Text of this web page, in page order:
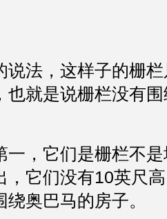
说法，这样子的栅
也就是说栅栏没有
一，它们是栅栏不
，它们没有10英尺
奥巴马的房子。